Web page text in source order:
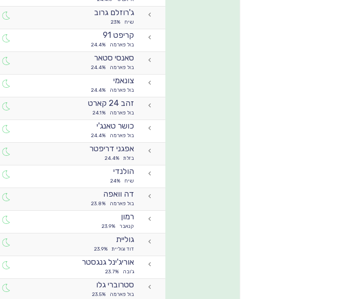
ג'רוזלם גרוב
שיח 23%
קריפט 91
בול פארמה 24.4%
סאנסי סטאר
בול פארמה 24.4%
צונאמי
בול פארמה 24.4%
זהב 24 קארט
בול פארמה 24.1%
כושר טאנג'י
בול פארמה 24.4%
אפגני דריפטר
בזלת 24.4%
הולנדי
שיח 24%
דה וואפה
בול פארמה 23.8%
רמון
קנאבר 23.9%
גוליית
דוד וגוליית 23.9%
אוריג'ינל גנגסטר
ג'ובה 23.7%
סטרוברי גלו
בול פארמה 23.5%